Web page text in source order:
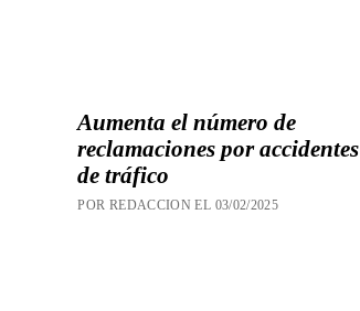
Aumenta el número de
reclamaciones por accidentes
de tráfico
POR REDACCION EL 03/02/2025